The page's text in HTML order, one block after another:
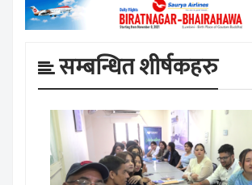
सम्बन्धित शीर्षकहरु